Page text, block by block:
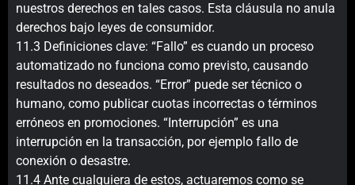
nuestros derechos en tales casos. Esta cláusula no anula
derechos bajo leyes de consumidor.
11.3 Definiciones clave: “Fallo” es cuando un proceso
automatizado no funciona como previsto, causando
resultados no deseados. “Error” puede ser técnico o
humano, como publicar cuotas incorrectas o términos
erróneos en promociones. “Interrupción” es una
interrupción en la transacción, por ejemplo fallo de
conexión o desastre.
11.4 Ante cualquiera de estos, actuaremos como se